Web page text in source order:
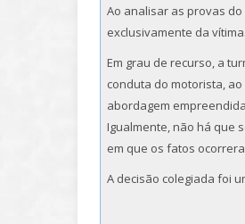
Ao analisar as provas
exclusivamente da vítima.
Em grau de recurso, a
conduta do motorista,
abordagem
Igualmente, não há que
em que os fatos
A decisão colegiada foi